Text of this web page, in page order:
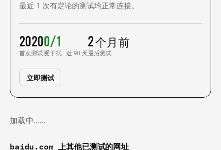
最近 1 次有定论的测试均正常连接。
2020
首次测试
0/1
受干扰 · 近 90 天
2 个月前
最后测试
立即测试
加载中……
baidu.com 上其他已测试的网址